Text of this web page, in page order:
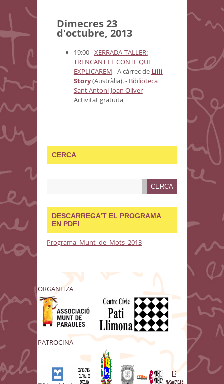
Dimecres 23
d'octubre, 2013
19:00 -XERRADA-TALLER:
TRENCANT EL CONTE QUE
EXPLICAREM -A càrrec de Lilli
Story(Austràlia).- Biblioteca
Sant Antoni-Joan Oliver-
Activitat gratuïta
CERCA
DESCARREGA’T EL PROGRAMA
EN PDF!
Programa_Munt_de_Mots_2013
ORGANITZA
PATROCINA